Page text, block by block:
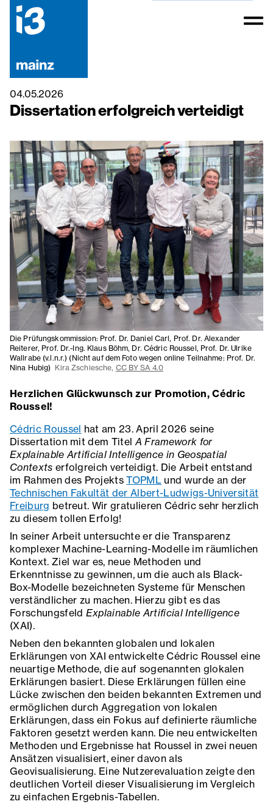
04.05.2026
Dissertation erfolgreich verteidigt
Die Prüfungskommission: Prof. Dr. Daniel Carl, Prof. Dr. Alexander
Reiterer, Prof. Dr.-Ing. Klaus Böhm, Dr. Cédric Roussel, Prof. Dr. Ulrike
Wallrabe (v.l.n.r.) (Nicht auf dem Foto wegen online Teilnahme: Prof. Dr.
Nina Hubig) Kira Zschiesche, CC BY SA 4.0
Herzlichen Glückwunsch zur Promotion, Cédric
Roussel!
Cédric Roussel hat am 23. April 2026 seine
Dissertation mit dem TitelA Framework for
Explainable Artificial Intelligence in Geospatial
Contexts erfolgreich verteidigt. Die Arbeit entstand
im Rahmen des ProjektsTOPML und wurde an der
Technischen Fakultät der Albert-Ludwigs-Universität
Freiburg betreut. Wir gratulieren Cédric sehr herzlich
zu diesem tollen Erfolg!
In seiner Arbeit untersuchte er die Transparenz
komplexer Machine-Learning-Modelle im räumlichen
Kontext. Ziel war es, neue Methoden und
Erkenntnisse zu gewinnen, um die auch als Black-
Box-Modelle bezeichneten Systeme für Menschen
verständlicher zu machen. Hierzu gibt es das
Forschungsfeld Explainable Artificial Intelligence
(XAI).
Neben den bekannten globalen und lokalen
Erklärungen von XAI entwickelte Cédric Roussel eine
neuartige Methode, die auf sogenannten glokalen
Erklärungen basiert. Diese Erklärungen füllen eine
Lücke zwischen den beiden bekannten Extremen und
ermöglichen durch Aggregation von lokalen
Erklärungen, dass ein Fokus auf definierte räumliche
Faktoren gesetzt werden kann. Die neu entwickelten
Methoden und Ergebnisse hat Roussel in zwei neuen
Ansätzen visualisiert, einer davon als
Geovisualisierung. Eine Nutzerevaluation zeigte den
deutlichen Vorteil dieser Visualisierung im Vergleich
zu einfachen Ergebnis-Tabellen.